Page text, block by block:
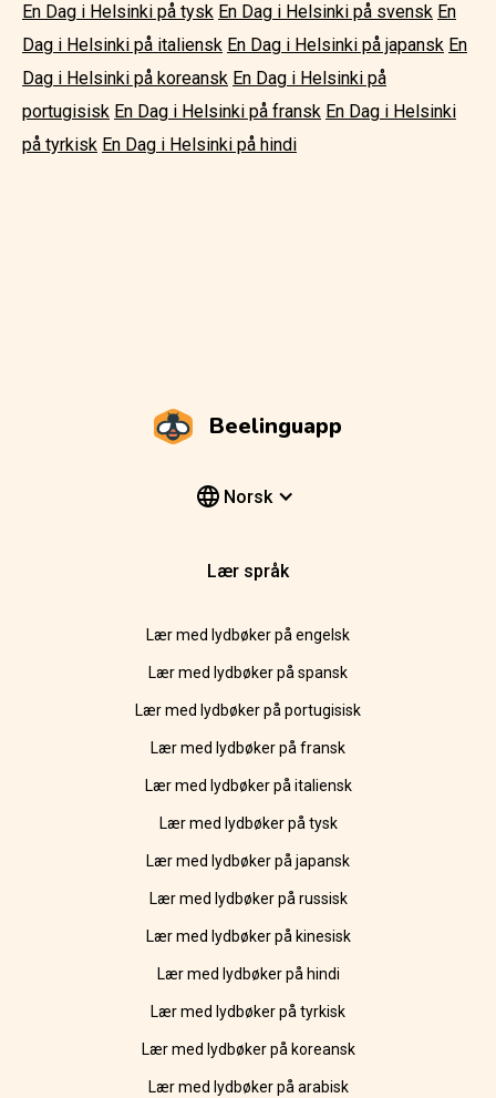
En Dag i Helsinki på tysk En Dag i Helsinki på svensk En
Dag i Helsinki på italiensk En Dag i Helsinki på japansk En
Dag i Helsinki på koreansk En Dag i Helsinki på
portugisisk En Dag i Helsinki på fransk En Dag i Helsinki
på tyrkisk En Dag i Helsinki på hindi
Beelinguapp
Norsk
Lær språk
Lær med lydbøker på engelsk
Lær med lydbøker på spansk
Lær med lydbøker på portugisisk
Lær med lydbøker på fransk
Lær med lydbøker på italiensk
Lær med lydbøker på tysk
Lær med lydbøker på japansk
Lær med lydbøker på russisk
Lær med lydbøker på kinesisk
Lær med lydbøker på hindi
Lær med lydbøker på tyrkisk
Lær med lydbøker på koreansk
Lær med lydbøker på arabisk